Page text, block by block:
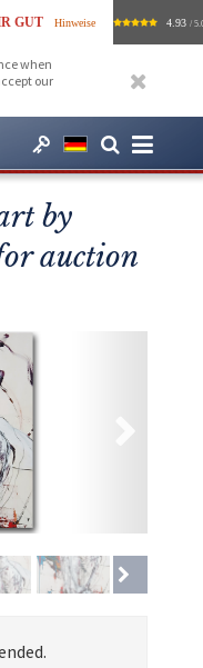
GUT Hinweise 4.93 /
when
our
by
auction